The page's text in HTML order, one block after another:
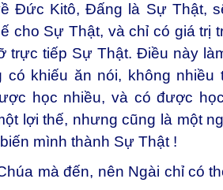
Đức Kitô, Đấng là Sự Thật,
cho Sự Thật, và chỉ có giá trị
trực tiếp Sự Thật. Điều này
có khiếu ăn nói, không nhiều
học nhiều, và có được
lợi thế, nhưng cũng là một
mình thành Sự Thật !
mà đến, nên Ngài chỉ có